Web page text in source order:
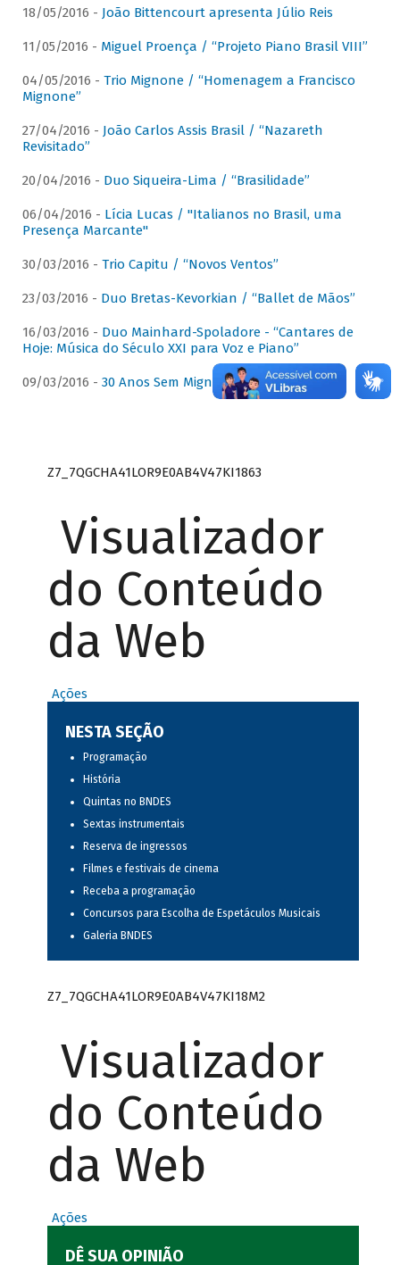
18/05/2016 - João Bittencourt apresenta Júlio Reis
11/05/2016 - Miguel Proença / “Projeto Piano Brasil VIII”
04/05/2016 - Trio Mignone / “Homenagem a Francisco
Mignone”
27/04/2016 - João Carlos Assis Brasil / “Nazareth
Revisitado”
20/04/2016 - Duo Siqueira-Lima / “Brasilidade”
06/04/2016 - Lícia Lucas / "Italianos no Brasil, uma
Presença Marcante"
30/03/2016 - Trio Capitu / “Novos Ventos”
23/03/2016 - Duo Bretas-Kevorkian / “Ballet de Mãos”
16/03/2016 - Duo Mainhard-Spoladore - “Cantares de
Hoje: Música do Século XXI para Voz e Piano”
09/03/2016 - 30 Anos Sem Mignone
Z7_7QGCHA41LOR9E0AB4V47KI1863
Visualizador
do Conteúdo
da Web
Ações
NESTA SEÇÃO
Programação
História
Quintas no BNDES
Sextas instrumentais
Reserva de ingressos
Filmes e festivais de cinema
Receba a programação
Concursos para Escolha de Espetáculos Musicais
Galeria BNDES
Z7_7QGCHA41LOR9E0AB4V47KI18M2
Visualizador
do Conteúdo
da Web
Ações
DÊ SUA OPINIÃO